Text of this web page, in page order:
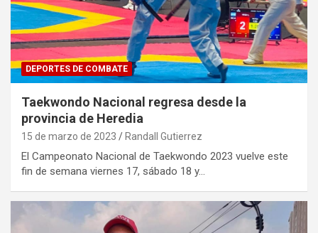
DEPORTES DE COMBATE
Taekwondo Nacional regresa desde la
provincia de Heredia
15 de marzo de 2023 Randall Gutierrez
El Campeonato Nacional de Taekwondo 2023 vuelve este
fin de semana viernes 17, sábado 18 y…